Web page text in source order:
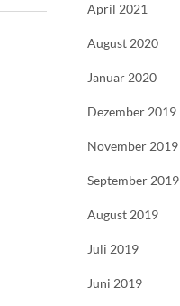
April 2021
August 2020
Januar 2020
Dezember 2019
November 2019
September 2019
August 2019
Juli 2019
Juni 2019